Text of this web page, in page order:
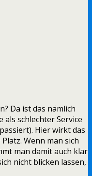
Da ist das nämlich
schlechter Service
Hier wirkt das
Wenn man sich
man damit auch klar
nicht blicken lassen,